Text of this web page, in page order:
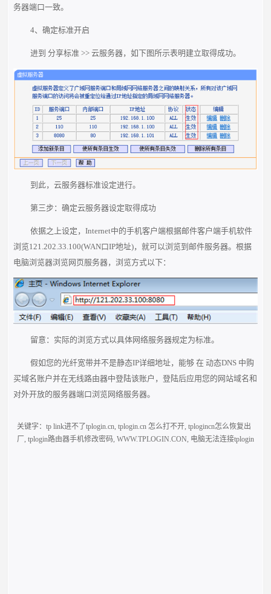
务器端口一致。
4、确定标准开启
进到 分享标准 >> 云服务器，如下图所示表明建立取得成功。
到此，云服务器标准设定进行。
第三步：确定云服务器设定取得成功
依据之上设定，Internet中的手机客户端根据邮件客户端手机软件
浏览121.202.33.100(WAN口IP地址)，就可以浏览到邮件服务器。根据
电脑浏览器浏览网页服务器，浏览方式以下：
留意：实际的浏览方式以具体网络服务器规定为标准。
假如您的光纤宽带并不是静态IP详细地址，能够 在 动态DNS 中购
买域名账户并在无线路由器中登陆该账户，登陆后应用您的网站域名和
对外开放的服务器端口浏览网络服务器。
关键字：tp link进不了tplogin.cn,tplogin.cn 怎么打不开,tplogincn怎么恢复出
厂,tplogin路由器手机修改密码,WWW.TPLOGIN.CON, 电脑无法连接tplogin